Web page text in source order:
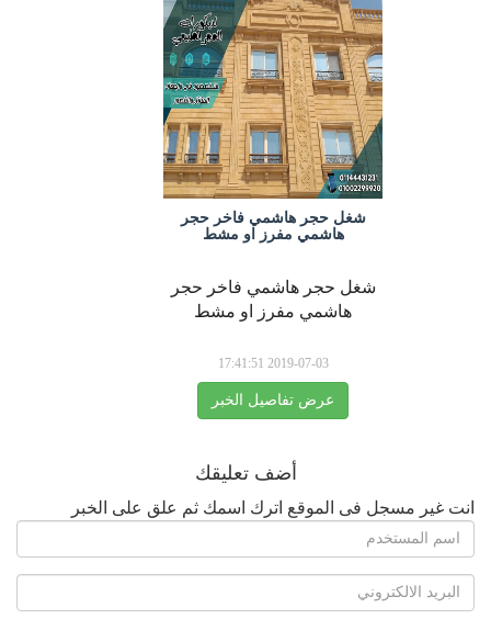
شغل حجر هاشمي فاخر حجر
هاشمي مفرز او مشط
شغل حجر هاشمي فاخر حجر
هاشمي مفرز او مشط
2019-07-03 17:41:51
عرض تفاصيل الخبر
أضف تعليقك
انت غير مسجل فى الموقع اترك اسمك ثم علق على الخبر